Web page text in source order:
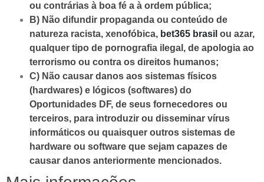
ou contrárias à boa fé a à ordem pública;
B) Não difundir propaganda ou conteúdo de
natureza racista, xenofóbica, bet365 brasil ou azar,
qualquer tipo de pornografia ilegal, de apologia ao
terrorismo ou contra os direitos humanos;
C) Não causar danos aos sistemas físicos
(hardwares) e lógicos (softwares) do
Oportunidades DF, de seus fornecedores ou
terceiros, para introduzir ou disseminar vírus
informáticos ou quaisquer outros sistemas de
hardware ou software que sejam capazes de
causar danos anteriormente mencionados.